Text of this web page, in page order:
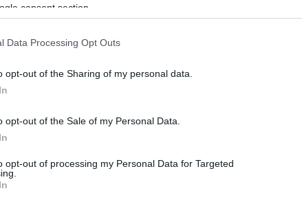
consent section.
Data Processing Opt Outs
opt-out of the Sharing of my personal data.
opt-out of the Sale of my Personal Data.
opt-out of processing my Personal Data for Targeted
estate del 2002, la Columbus bag ha un
squadrata, la fibbia con logo e i borselli
un accessorio non solo elegante, ma
è stato pensato per la collezione “Street